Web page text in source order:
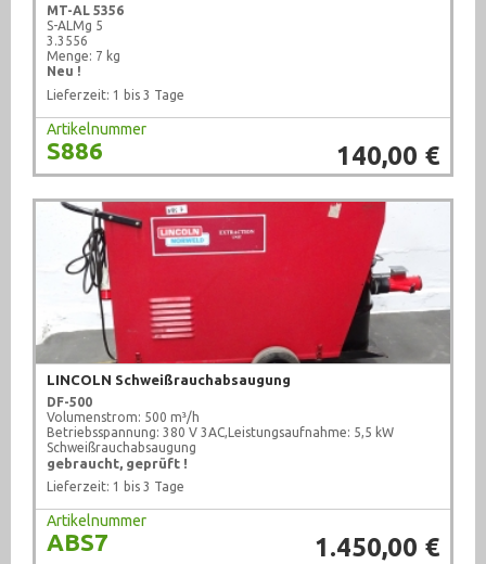
MT-AL 5356
S-ALMg 5
3.3556
Menge: 7 kg
Neu !
Lieferzeit: 1 bis 3 Tage
Artikelnummer
S886 140,00 €
LINCOLN Schweißrauchabsaugung
DF-500
Volumenstrom: 500 m³/h
Betriebsspannung: 380 V 3AC, Leistungsaufnahme: 5,5 kW
Schweißrauchabsaugung
gebraucht, geprüft !
Lieferzeit: 1 bis 3 Tage
Artikelnummer
ABS7 1.450,00 €